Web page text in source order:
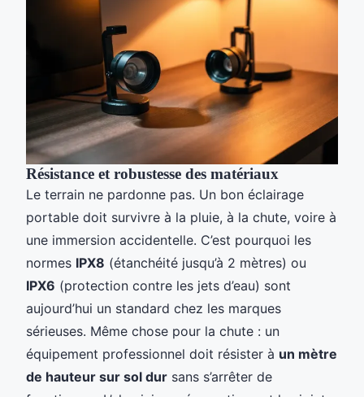
Résistance et robustesse des matériaux
Le terrain ne pardonne pas. Un bon éclairage
portable doit survivre à la pluie, à la chute, voire à
une immersion accidentelle. C’est pourquoi les
normes IPX8 (étanchéité jusqu’à 2 mètres) ou
IPX6 (protection contre les jets d’eau) sont
aujourd’hui un standard chez les marques
sérieuses. Même chose pour la chute : un
équipement professionnel doit résister à un mètre
de hauteur sur sol dur sans s’arrêter de